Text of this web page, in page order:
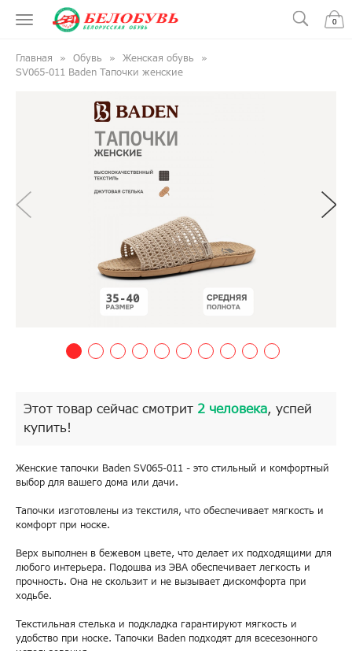
0
Главная Обувь
Женская обувь
SV065-011 Baden Тапочки женские
Этот товар сейчас смотрит 2 человека, успей
купить!
Женские тапочки Baden SV065-011 - это стильный и комфортный
выбор для вашего дома или дачи.
Тапочки изготовлены из текстиля, что обеспечивает мягкость и
комфорт при носке.
Верх выполнен в бежевом цвете, что делает их подходящими для
любого интерьера. Подошва из ЭВА обеспечивает легкость и
прочность. Она не скользит и не вызывает дискомфорта при
ходьбе.
Текстильная стелька и подкладка гарантируют мягкость и
удобство при носке. Тапочки Baden подходят для всесезонного